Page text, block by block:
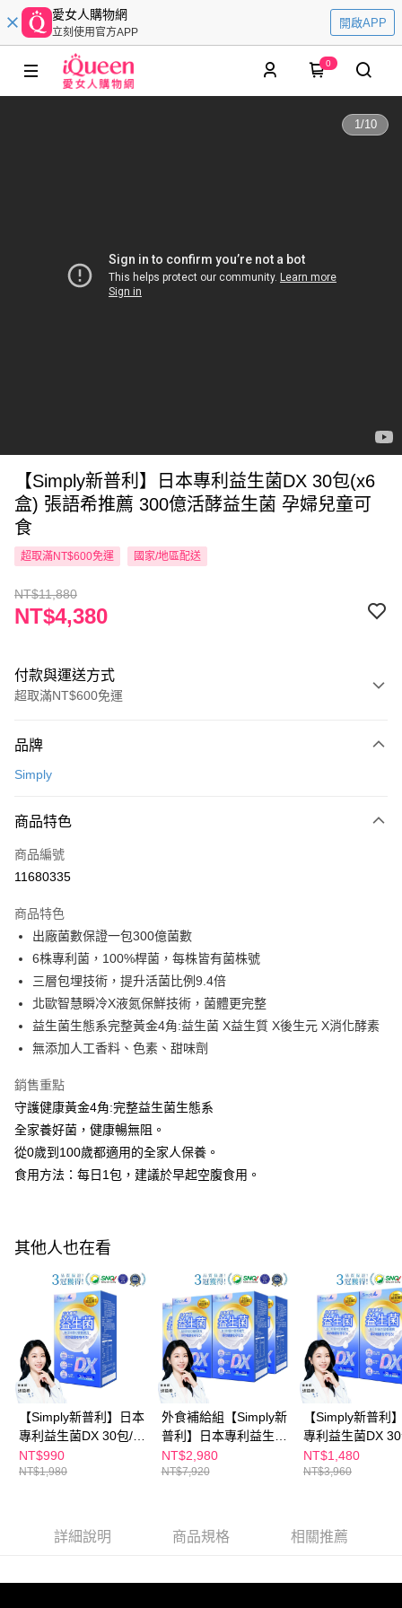
愛女人購物網
立刻使用官方APP
開啟APP
0
1/10
【Simply新普利】日本專利益生菌DX 30包(x6
盒) 張語希推薦 300億活酵益生菌 孕婦兒童可
食
超取滿NT$600免運 國家/地區配送
NT$11,880
NT$4,380
付款與運送方式
超取滿NT$600免運
信用卡一次付款
LINE Pay
Apple Pay
悠遊付
Google Pay
全盈+PAY
AFTEE先享後付
相關說明
AFTEE先享後付是「在收到商品之後才付款」的支付方式。 讓您購物簡單
１．簡單：不需註冊會員、不需綁卡、不需儲值。
２．便利：只要手機號碼，簡訊認證，即可結帳。
３．安心：先確認商品／服務後，再付款。
【「AFTEE先享後付」結帳流程】
３．收到繳費通知簡訊後14天內，點擊此簡訊中的連結，可透過四大超商／
ATM／網路銀行／等多元方式進行付款，方視為交易完成。
※ 請注意：結帳手續完成當下不需立刻繳費，但若您需要取消訂單，請聯絡
購買商品的店家。未經商家同意取消之訂單仍視為有效，需透過AFTEE先享
後付繳納相關費用。
※ 交易是否成功請以「AFTEE先享後付 」之結帳頁面顯示為準，若有關於
是否繳費成功／繳費後需取消欲退款等相關疑問，請聯繫「AFTEE先享後付
客戶支援中心」https://netprotections.freshdesk.com/support/home
【注意事項】
１．透過由恩沛科技股份有限公司提供之「AFTEE先享後付」服務完成之交
易，需依本服務之必要範圍內提供個人資料，並將交易相關給付款項請求債
權轉讓予恩沛科技股份有限公司。
２．關於個人資料處理事宜，請瀏覽以下網址：
https://aftee.tw/terms/#terms3
４．使用「AFTEE先享後付」時，將依據個別帳號之用戶狀況，依本公司即
５．嚴禁一人註冊多個帳號或使用他人資訊註冊。若發現惡意使用之情形，
ATM付款
運送方式
全家付款取貨
每筆NT$100，滿NT$600(含以上)免運費
每筆NT$100，滿NT$600(含以上)免運費
付款後萊爾富取貨
每筆NT$100，滿NT$600(含以上)免運費
7-11付款取貨
每筆NT$100，滿NT$600(含以上)免運費
付款後7-11取貨
每筆NT$100，滿NT$600(含以上)免運費
品牌
Simply
商品特色
商品編號
11680335
商品特色
出廠菌數保證一包300億菌數
6株專利菌，100%桿菌，每株皆有菌株號
三層包埋技術，提升活菌比例9.4倍
北歐智慧瞬冷X液氮保鮮技術，菌體更完整
益生菌生態系完整黃金4角:益生菌 X益生質 X後生元 X消化酵素
無添加人工香料、色素、甜味劑
銷售重點
守護健康黃金4角:完整益生菌生態系
全家養好菌，健康暢無阻。
從0歲到100歲都適用的全家人保養。
食用方法：每日1包，建議於早起空腹食用。
其他人也在看
【Simply新普利】日本
專利益生菌DX 30包/盒
(x1盒) 張語希推薦 300
億活酵益生菌 孕婦兒
NT$990
NT$1,980
外食補給組【Simply新
普利】日本專利益生菌
DX 30包(x4盒) 張語希
推薦 300億活酵益生菌
NT$2,980
NT$7,920
【Simply新普利
專利益生菌DX
(x2盒) 張語希推
億活酵益生菌 孕婦兒
NT$1,480
NT$3,960
詳細說明 商品規格 相關推薦